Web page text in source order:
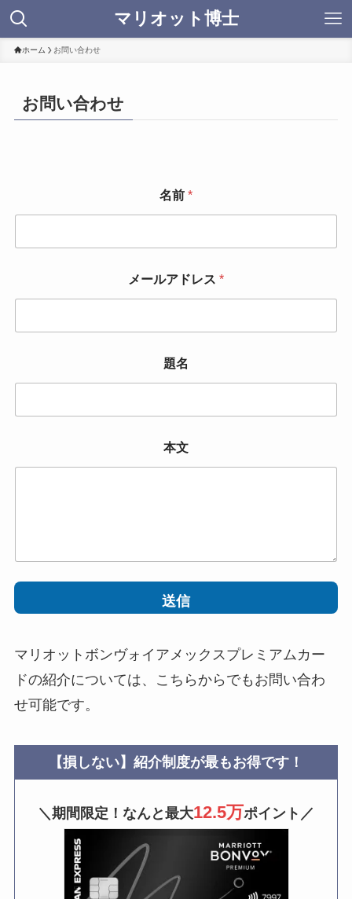
マリオット博士
ホーム お問い合わせ
お問い合わせ
名前 *
メールアドレス *
題名
本文
送信
マリオットボンヴォイアメックスプレミアムカー
ドの紹介については、こちらからでもお問い合わ
せ可能です。
【損しない】紹介制度が最もお得です！
＼期間限定！なんと最大12.5万ポイント／